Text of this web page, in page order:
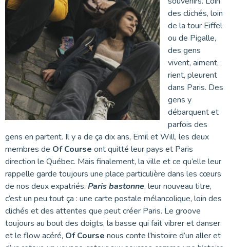
des clichés, loin
de la tour Eiffel
ou de Pigalle,
des gens
vivent, aiment,
rient, pleurent
dans Paris. Des
gens y
débarquent et
parfois des
gens en partent. Il y a de ça dix ans, Emil et Will, les deux
membres de Of Course ont quitté leur pays et Paris
direction le Québec. Mais finalement, la ville et ce qu’elle leur
rappelle garde toujours une place particulière dans les cœurs
de nos deux expatriés. Paris bastonne, leur nouveau titre,
c’est un peu tout ça : une carte postale mélancolique, loin des
clichés et des attentes que peut créer Paris. Le groove
toujours au bout des doigts, la basse qui fait vibrer et danser
et le flow acéré, Of Course nous conte l’histoire d’un aller et